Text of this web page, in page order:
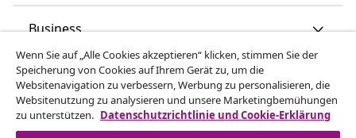
Business
vidaXL
Mehr entdecken
Wenn Sie auf „Alle Cookies akzeptieren“ klicken, stimmen Sie der
Speicherung von Cookies auf Ihrem Gerät zu, um die
Websitenavigation zu verbessern, Werbung zu personalisieren, die
Websitenutzung zu analysieren und unsere Marketingbemühungen
zu unterstützen. Datenschutzrichtlinie und Cookie-Erklärung